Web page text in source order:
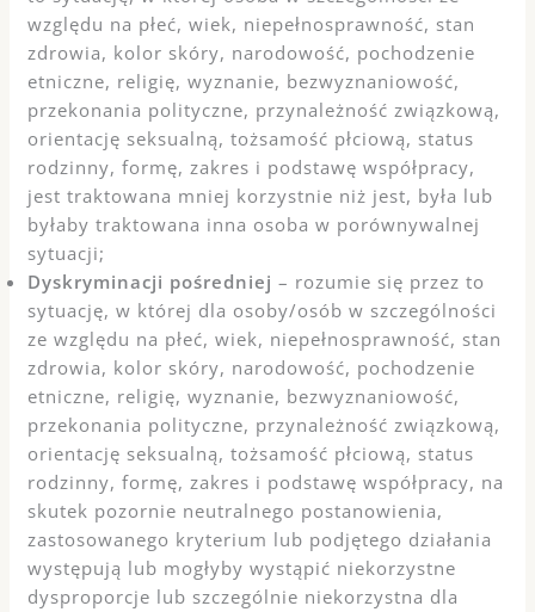
względu na płeć, wiek, niepełnosprawność, stan
zdrowia, kolor skóry, narodowość, pochodzenie
etniczne, religię, wyznanie, bezwyznaniowość,
przekonania polityczne, przynależność związkową,
orientację seksualną, tożsamość płciową, status
rodzinny, formę, zakres i podstawę współpracy,
jest traktowana mniej korzystnie niż jest, była lub
byłaby traktowana inna osoba w porównywalnej
sytuacji;
Dyskryminacji pośredniej – rozumie się przez to
sytuację, w której dla osoby/osób w szczególności
ze względu na płeć, wiek, niepełnosprawność, stan
zdrowia, kolor skóry, narodowość, pochodzenie
etniczne, religię, wyznanie, bezwyznaniowość,
przekonania polityczne, przynależność związkową,
orientację seksualną, tożsamość płciową, status
rodzinny, formę, zakres i podstawę współpracy, na
skutek pozornie neutralnego postanowienia,
zastosowanego kryterium lub podjętego działania
występują lub mogłyby wystąpić niekorzystne
dysproporcje lub szczególnie niekorzystna dla